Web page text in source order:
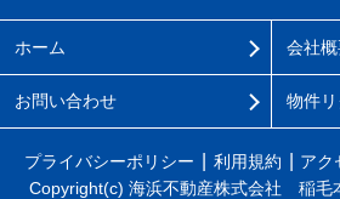
ホーム 会社
お問い合わせ 物件リ
プライバシーポリシー 利用規約 アク
Copyright(c) 海浜不動産株式会社 稲毛